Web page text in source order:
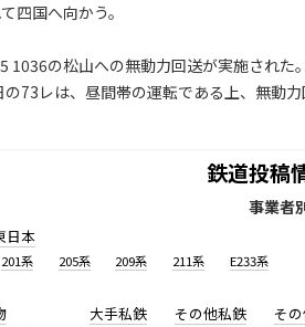
四国へ向かう。
1036の松山への無動力回送が実施され
73レは、昼間帯の運転である上、無動
鉄道投稿
事業者
日本
201系 205系 209系 211系 E233系
大手私鉄 その他私鉄 そ